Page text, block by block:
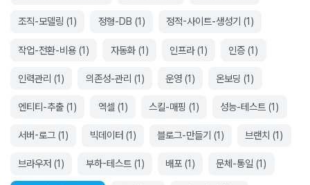
조직-모델링 (1) 정형-DB (1) 정적-사이트-생성기 (1)
작업-전환-비용 (1) 자동화(1) 인프라(1) 인증 (1)
인력관리 (1) 의존성-관리 (1) 운영(1) 온보딩 (1)
엔티티-추출(1) 엑셀 (1) 스킬-매핑 (1) 성능-테스트 (1)
서버-로그 (1) 빅데이터(1) 블로그-만들기 (1) 브랜치 (1)
브라우저 (1) 부하-테스트 (1) 배포(1) 문체-통일 (1)